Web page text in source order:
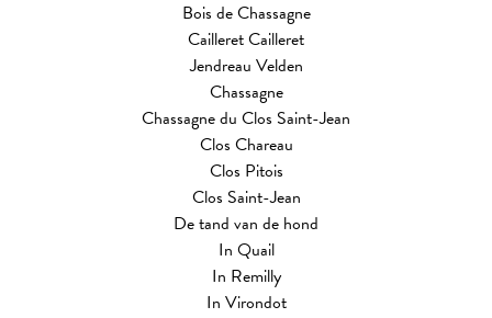
Bois de Chassagne
Cailleret Cailleret
Jendreau Velden
Chassagne
Chassagne du Clos Saint-Jean
Clos Chareau
Clos Pitois
Clos Saint-Jean
De tand van de hond
In Quail
In Remilly
In Virondot